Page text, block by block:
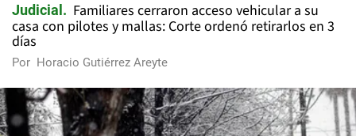
Judicial
Familiares cerraron acceso vehicular a su
casa con pilotes y mallas: Corte ordenó retirarlos en 3
días
Por Horacio Gutiérrez Areyte